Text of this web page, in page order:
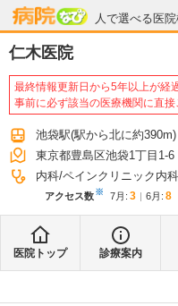
人で選べる医
病院なび
仁木医院
最終情報更新日から5年以上が経
事前に必ず該当の医療機関に直接
池袋駅(駅から北に約390m)
東京都豊島区池袋1丁目1-6
内科 ペインクリニック内科
アクセス数※ 7月 : 3 6月 : 8
医院トップ 診療案内